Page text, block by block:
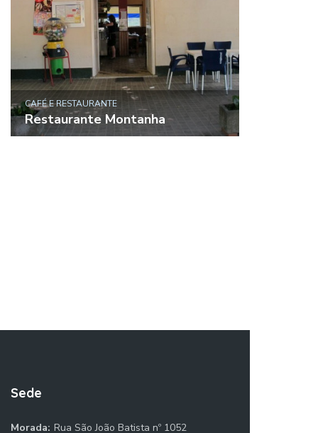
CAFÉ E RESTAURANTE
Restaurante Montanha
Sede
Morada: Rua São João Batista nº 1052